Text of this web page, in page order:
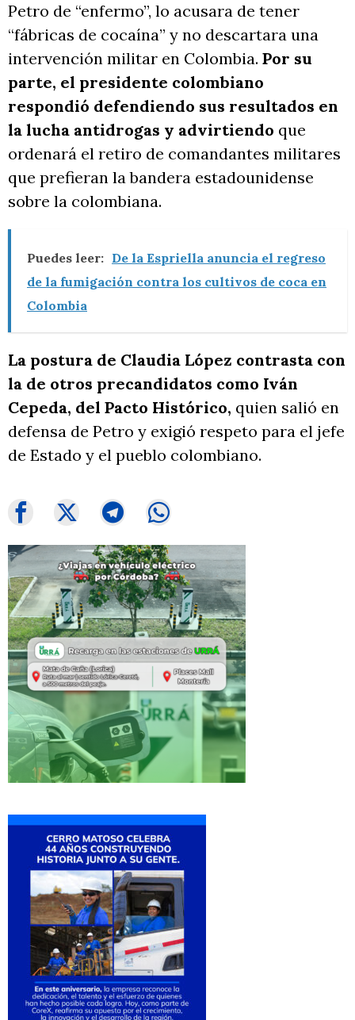
Petro de “enfermo”, lo acusara de tener
“fábricas de cocaína” y no descartara una
intervención militar en Colombia. Por su
parte, el presidente colombiano
respondió defendiendo sus resultados en
la lucha antidrogas y advirtiendo que
ordenará el retiro de comandantes militares
que prefieran la bandera estadounidense
sobre la colombiana.
Puedes leer: De la Espriella anuncia el regreso
de la fumigación contra los cultivos de coca en
Colombia
La postura de Claudia López contrasta con
la de otros precandidatos como Iván
Cepeda, del Pacto Histórico, quien salió en
defensa de Petro y exigió respeto para el jefe
de Estado y el pueblo colombiano.